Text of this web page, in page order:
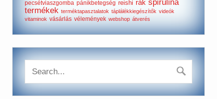
pecsétviaszgomba pánikbetegség reishi rák
termékek terméktapasztalatok táplálékkiegészítők videók
vitaminok vásárlás vélemények webshop átverés